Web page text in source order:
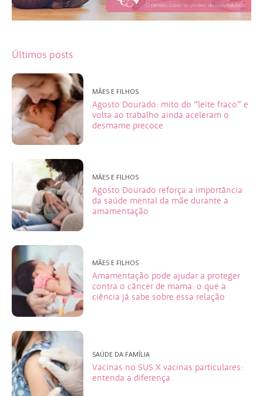
Últimos posts
MÃES E FILHOS
Agosto Dourado: mito do “leite fraco” e
volta ao trabalho ainda aceleram o
desmame precoce
MÃES E FILHOS
Agosto Dourado reforça a importância
da saúde mental da mãe durante a
amamentação
MÃES E FILHOS
Amamentação pode ajudar a proteger
contra o câncer de mama: o que a
ciência já sabe sobre essa relação
SAÚDE DA FAMÍLIA
Vacinas no SUS X vacinas particulares:
entenda a diferença